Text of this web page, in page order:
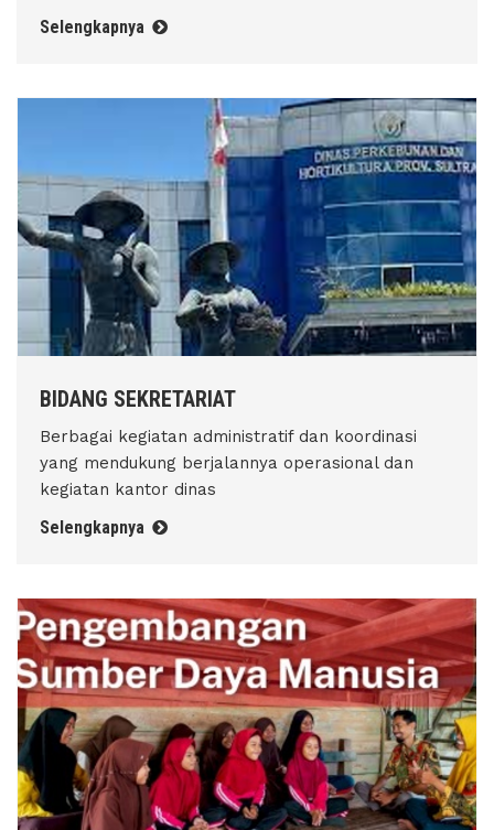
Selengkapnya
BIDANG SEKRETARIAT
Berbagai kegiatan administratif dan koordinasi
yang mendukung berjalannya operasional dan
kegiatan kantor dinas
Selengkapnya